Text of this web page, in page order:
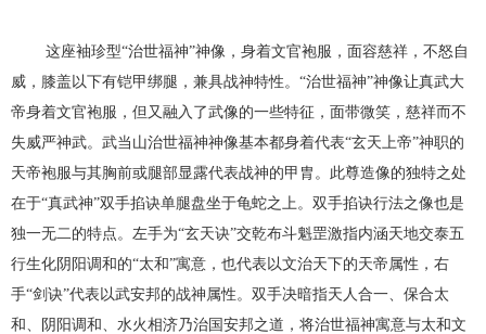
这座袖珍型“治世福神”神像，身着文官袍服，面容慈祥，不怒自
威，膝盖以下有铠甲绑腿，兼具战神特性。“治世福神”神像让真武大
帝身着文官袍服，但又融入了武像的一些特征，面带微笑，慈祥而不
失威严神武。武当山治世福神神像基本都身着代表“玄天上帝”神职的
天帝袍服与其胸前或腿部显露代表战神的甲胄。此尊造像的独特之处
在于“真武神”双手掐诀单腿盘坐于龟蛇之上。双手掐诀行法之像也是
独一无二的特点。左手为“玄天诀”交乾布斗魁罡激指内涵天地交泰五
行生化阴阳调和的“太和”寓意，也代表以文治天下的天帝属性，右
手“剑诀”代表以武安邦的战神属性。双手决暗指天人合一、保合太
和、阴阳调和、水火相济乃治国安邦之道，将治世福神寓意与太和文